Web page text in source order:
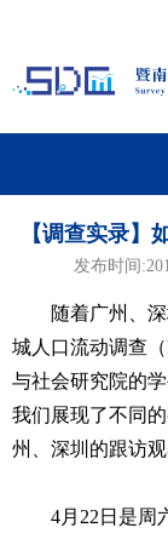
【调查实录】
发布时间
随着广州、
城人口流动调查
与社会研究院的
我们展现了不同
州、深圳的跟访观
4月22日是周